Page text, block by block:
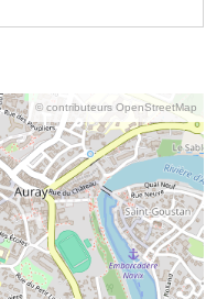
© contributeurs OpenStreetMap